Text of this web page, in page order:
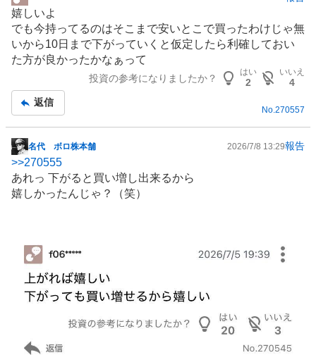
掲
示
板
記
事
嬉しいよ
でも今持ってるのはそこまで安いとこで買ったわけじゃ無
いから10日まで下がっていくと仮定したら利確しておい
た方が良かったかなぁって
投資の参考になりましたか？
はい
2
いいえ
4
返信
No. 270557
掲
示
板
記
名代 ボロ株本舗 2026/7/8 13:29報告
>>270555
あれっ 下がると買い増し出来るから
嬉しかったんじゃ？（笑）